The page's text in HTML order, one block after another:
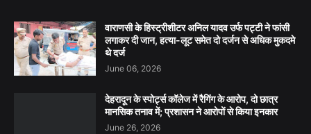
वाराणसी के हिस्ट्रीशीटर अनिल यादव उर्फ पट्टी ने फांसी
लगाकर दी जान, हत्या-लूट समेत दो दर्जन से अधिक मुकदमे
थे दर्ज
June 06, 2026
देहरादून के स्पोर्ट्स कॉलेज में रैगिंग के आरोप, दो छात्र
मानसिक तनाव में; प्रशासन ने आरोपों से किया इनकार
June 26, 2026